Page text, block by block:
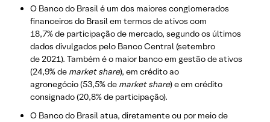
O Banco do Brasil é um dos maiores conglomerados
financeiros do Brasil em termos de ativos com
18,7% de participação de mercado, segundo os últimos
dados divulgados pelo Banco Central (setembro
de 2021). Também é o maior banco em gestão de ativos
(24,9% de market share), em crédito ao
agronegócio (53,5% de market share) e em crédito
consignado (20,8% de participação).
O Banco do Brasil atua, diretamente ou por meio de